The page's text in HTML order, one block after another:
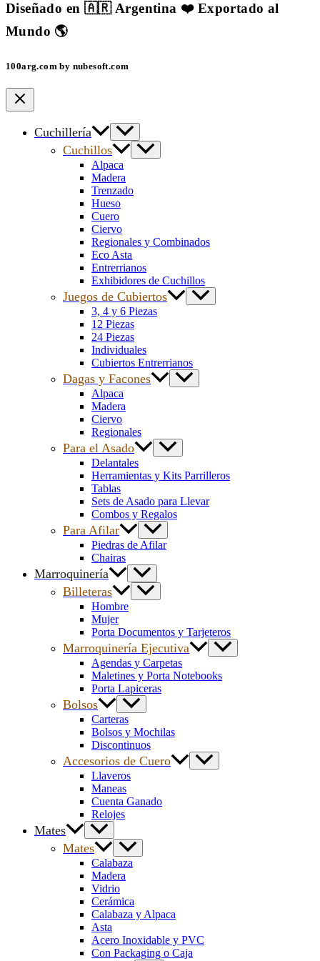
Diseñado en 🇦🇷 Argentina ❤️ Exportado al
Mundo 🌎
100arg.com by nubesoft.com
Cuchillería
Cuchillos
Alpaca
Madera
Trenzado
Hueso
Cuero
Ciervo
Regionales y Combinados
Eco Asta
Entrerrianos
Exhibidores de Cuchillos
Juegos de Cubiertos
3, 4 y 6 Piezas
12 Piezas
24 Piezas
Individuales
Cubiertos Entrerrianos
Dagas y Facones
Alpaca
Madera
Ciervo
Regionales
Para el Asado
Delantales
Herramientas y Kits Parrilleros
Tablas
Sets de Asado para Llevar
Combos y Regalos
Para Afilar
Piedras de Afilar
Chairas
Marroquinería
Billeteras
Hombre
Mujer
Porta Documentos y Tarjeteros
Marroquinería Ejecutiva
Agendas y Carpetas
Maletines y Porta Notebooks
Porta Lapiceras
Bolsos
Carteras
Bolsos y Mochilas
Discontinuos
Accesorios de Cuero
Llaveros
Maneas
Cuenta Ganado
Relojes
Mates
Mates
Calabaza
Madera
Vidrio
Cerámica
Calabaza y Alpaca
Asta
Acero Inoxidable y PVC
Con Packaging o Caja